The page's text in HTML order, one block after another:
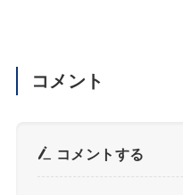
コメント
コメントする